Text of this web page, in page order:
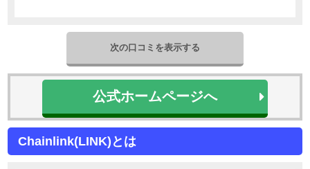
次の口コミを表示する
公式ホームページへ
Chainlink(LINK)とは